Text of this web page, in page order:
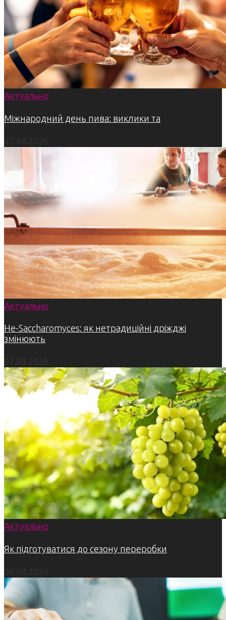
Актуально
Міжнародний день пива: виклики та
Актуально
Не-Saccharomyces: як нетрадиційні дріжджі
змінюють
Актуально
Як підготуватися до сезону переробки